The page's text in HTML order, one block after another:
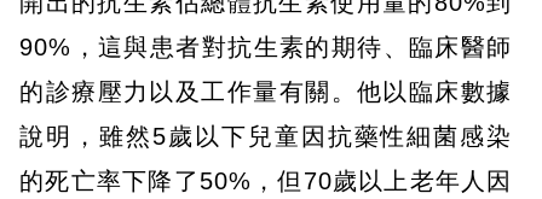
90%，這與患者對抗生素的期待、臨床醫師
的診療壓力以及工作量有關。他以臨床數據
說明，雖然5歲以下兒童因抗藥性細菌感染
的死亡率下降了50%，但70歲以上老年人因